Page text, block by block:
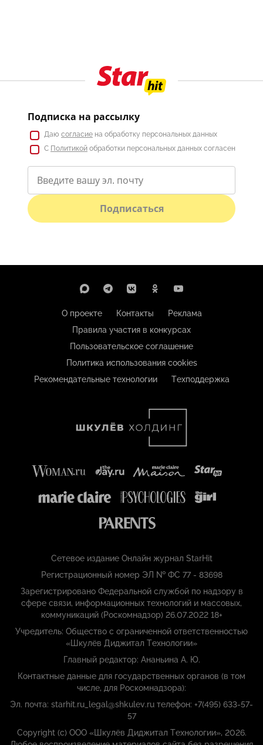
Подписка на рассылку
Даю согласие на обработку персональных данных
С Политикой обработки персональных данных согласен
Подписаться
О проекте Контакты
Реклама
Правила участия в конкурсах
Пользовательское соглашение
Политика использования cookies
Рекомендательные технологии
Техподдержка
Сетевое издание Онлайн журнал StarHit
Регистрационный номер ЭЛ № ФС 77 - 83698
Зарегистрировано Федеральной службой по надзору в
сфере связи, информационных технологий и массовых,
коммуникаций (Роскомнадзор) 26.07.2022 18+
Учредитель: Общество с ограниченной ответственностью
«Шкулёв Диджитал Технологии»
Главный редактор: Ананьина А. Ю.
Контактные данные для государственных органов (в том
числе, для Роскомнадзора):
Эл. почта: starhit.ru_legal@shkulev.ru телефон: +7(495) 633-57-
57
Copyright (с) ООО «Шкулёв Диджитал Технологии», 2026.